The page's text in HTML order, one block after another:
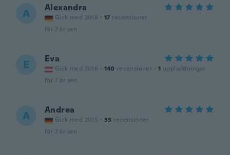
A Alexandra
Gick med 2018 · 17 recensioner
för 7 år sen
E Eva
Gick med 2016 · 140 recensioner · 1 uppladdningar
för 7 år sen
A Andrea
Gick med 2015 · 33 recensioner
för 7 år sen